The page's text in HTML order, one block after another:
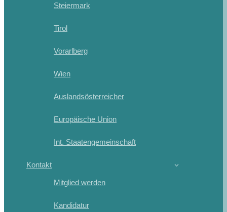
Steiermark
Tirol
Vorarlberg
Wien
Auslandsösterreicher
Europäische Union
Int. Staatengemeinschaft
Kontakt
Mitglied werden
Kandidatur